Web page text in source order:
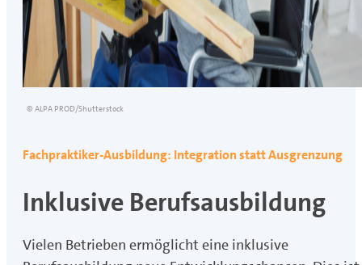
© ALPA PROD/Shutterstock
Fachpraktiker-Ausbildung: Integration statt Ausgrenzung
Inklusive Berufsausbildung
Vielen Betrieben ermöglicht eine inklusive